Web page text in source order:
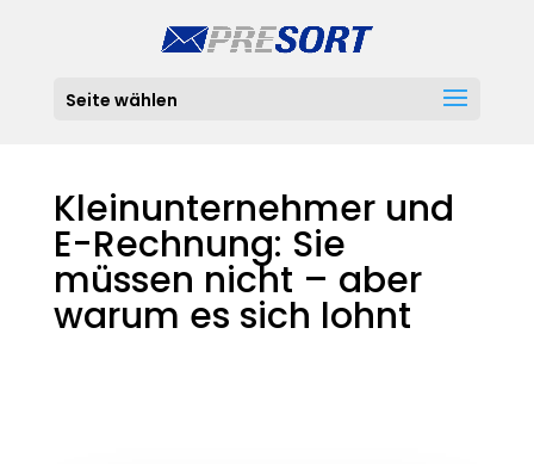
Seite wählen
Kleinunternehmer und
E-Rechnung: Sie
müssen nicht – aber
warum es sich lohnt